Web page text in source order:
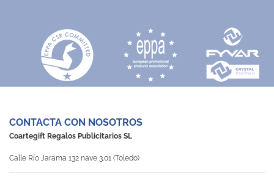
CONTACTA CON NOSOTROS
Coartegift Regalos Publicitarios SL
Calle Río Jarama 132 nave 3.01 (Toledo)